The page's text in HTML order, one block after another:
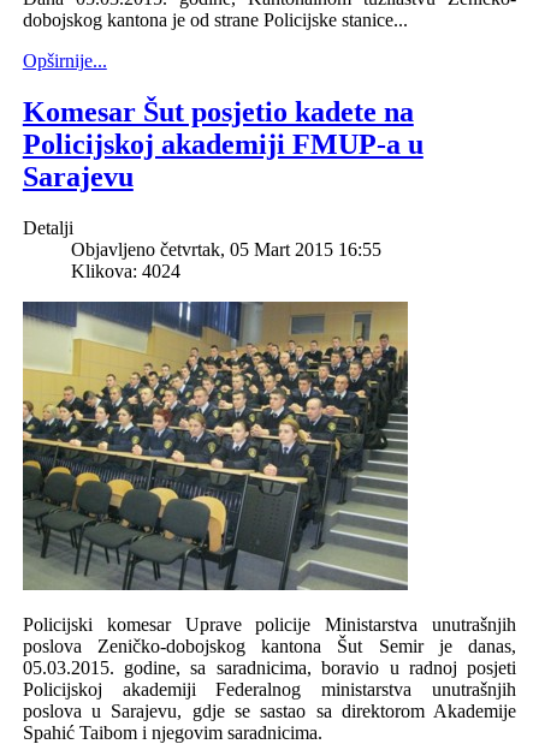
dobojskog kantona je od strane Policijske stanice...
Opširnije...
Komesar Šut posjetio kadete na
Policijskoj akademiji FMUP-a u
Sarajevu
Detalji
Objavljeno četvrtak, 05 Mart 2015 16:55
Klikova: 4024
Policijski komesar Uprave policije Ministarstva unutrašnjih
poslova Zeničko-dobojskog kantona Šut Semir je danas,
05.03.2015. godine, sa saradnicima, boravio u radnoj posjeti
Policijskoj akademiji Federalnog ministarstva unutrašnjih
poslova u Sarajevu, gdje se sastao sa direktorom Akademije
Spahić Taibom i njegovim saradnicima.